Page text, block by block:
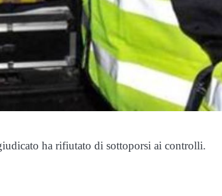
ha rifiutato di sottoporsi ai controlli.